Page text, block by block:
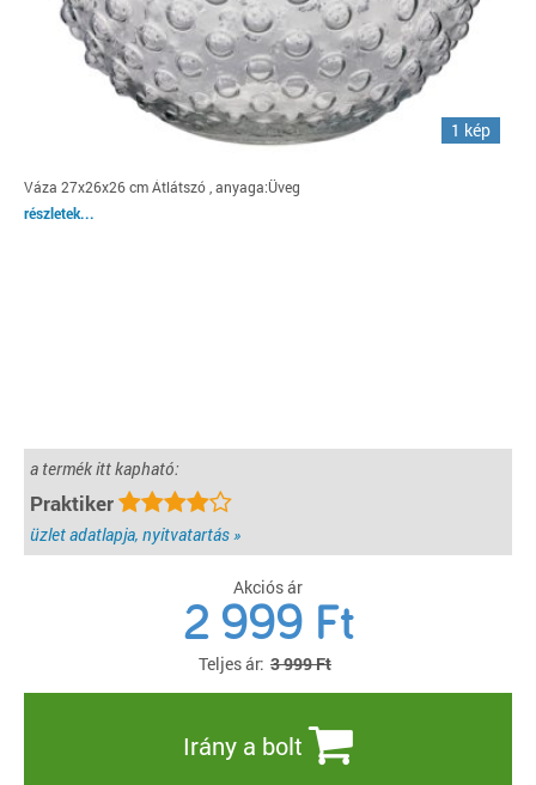
1 kép
Váza 27x26x26 cm Átlátszó , anyaga:Üveg
részletek...
a termék itt kapható:
Praktiker
üzlet adatlapja, nyitvatartás »
Akciós ár
2 999 Ft
Teljes ár: 3 999 Ft
Irány a bolt